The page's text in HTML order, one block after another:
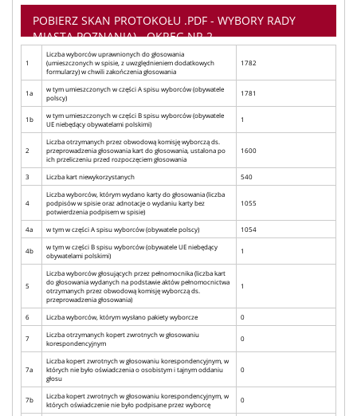
POBIERZ SKAN PROTOKOŁU .PDF - WYBORY RADY
MIASTA POZNANIA) - OKRĘG NR 2
1
Liczba wyborców uprawnionych do głosowania
(umieszczonych w spisie, z uwzględnieniem dodatkowych
formularzy) w chwili zakończenia głosowania
1782
1a
w tym umieszczonych w części A spisu wyborców (obywatele
polscy)
1781
1b
w tym umieszczonych w części B spisu wyborców (obywatele
UE niebędący obywatelami polskimi)
1
2
Liczba otrzymanych przez obwodową komisję wyborczą ds.
przeprowadzenia głosowania kart do głosowania, ustalona po
ich przeliczeniu przed rozpoczęciem głosowania
1600
3 Liczba kart niewykorzystanych 540
4
Liczba wyborców, którym wydano karty do głosowania (liczba
podpisów w spisie oraz adnotacje o wydaniu karty bez
potwierdzenia podpisem w spisie)
1055
4a w tym w części A spisu wyborców (obywatele polscy) 1054
4b
w tym w części B spisu wyborców (obywatele UE niebędący
obywatelami polskimi)
1
5
Liczba wyborców głosujących przez pełnomocnika (liczba kart
do głosowania wydanych na podstawie aktów pełnomocnictwa
otrzymanych przez obwodową komisję wyborczą ds.
przeprowadzenia głosowania)
1
6 Liczba wyborców, którym wysłano pakiety wyborcze 0
7
Liczba otrzymanych kopert zwrotnych w głosowaniu
korespondencyjnym
0
7a
Liczba kopert zwrotnych w głosowaniu korespondencyjnym, w
których nie było oświadczenia o osobistym i tajnym oddaniu
głosu
0
7b
Liczba kopert zwrotnych w głosowaniu korespondencyjnym, w
których oświadczenie nie było podpisane przez wyborcę
0